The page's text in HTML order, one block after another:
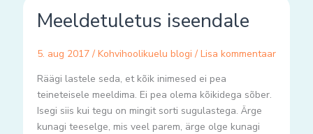
Meeldetuletus iseendale
5. aug 2017 / Kohvihoolikuelu blogi / Lisa kommentaar
Räägi lastele seda, et kõik inimesed ei pea
teineteisele meeldima. Ei pea olema kõikidega sõber.
Isegi siis kui tegu on mingit sorti sugulastega. Ärge
kunagi teeselge, mis veel parem, ärge olge kunagi
iseendale